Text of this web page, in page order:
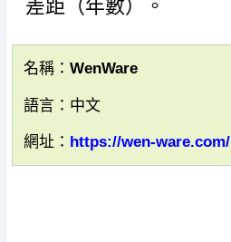
差距（年數）。
名稱：WenWare
語言：中文
網址： https://wen-ware.com/